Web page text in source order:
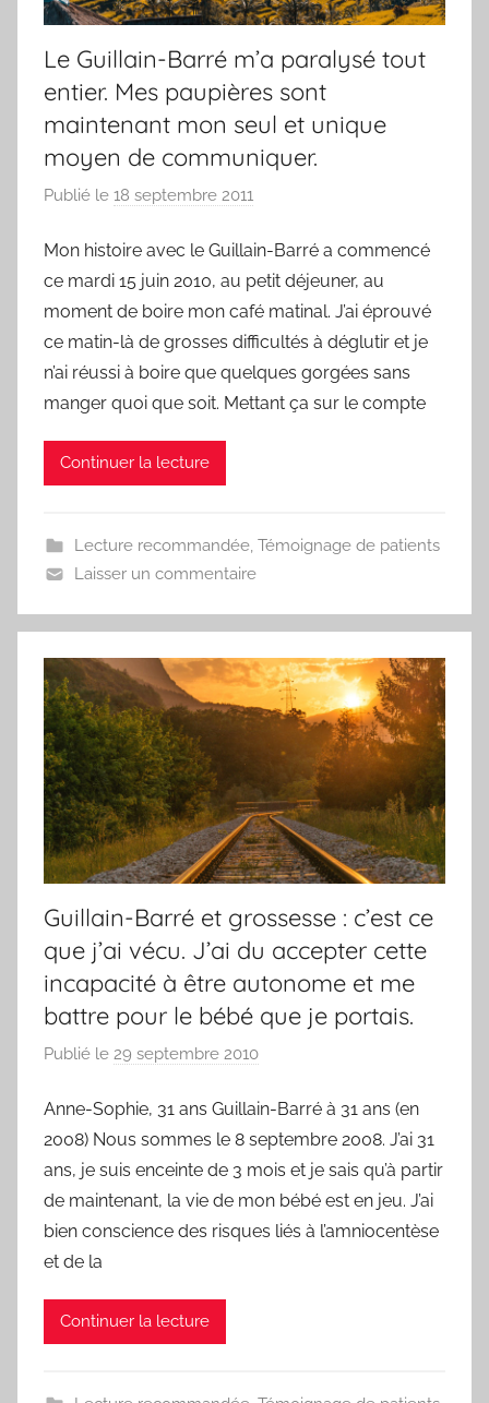
Le Guillain-Barré m’a paralysé tout
entier. Mes paupières sont
maintenant mon seul et unique
moyen de communiquer.
Publié le 18 septembre 2011
r
F
r
e
d
Mon histoire avec le Guillain-Barré a commencé
ce mardi 15 juin 2010, au petit déjeuner, au
moment de boire mon café matinal. J’ai éprouvé
ce matin-là de grosses difficultés à déglutir et je
n’ai réussi à boire que quelques gorgées sans
manger quoi que soit. Mettant ça sur le compte
Continuer la lecture
Lecture recommandée, Témoignage de patients
Laisser un commentaire
Guillain-Barré et grossesse : c’est ce
que j’ai vécu. J’ai du accepter cette
incapacité à être autonome et me
battre pour le bébé que je portais.
Publié le 29 septembre 2010
r
F
r
e
d
Anne-Sophie, 31 ans Guillain-Barré à 31 ans (en
2008) Nous sommes le 8 septembre 2008. J’ai 31
ans, je suis enceinte de 3 mois et je sais qu’à partir
de maintenant, la vie de mon bébé est en jeu. J’ai
bien conscience des risques liés à l’amniocentèse
et de la
Continuer la lecture